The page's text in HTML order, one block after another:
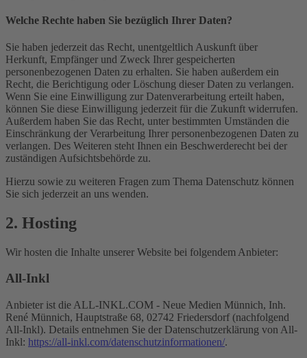
Welche Rechte haben Sie bezüglich Ihrer Daten?
Sie haben jederzeit das Recht, unentgeltlich Auskunft über
Herkunft, Empfänger und Zweck Ihrer gespeicherten
personenbezogenen Daten zu erhalten. Sie haben außerdem ein
Recht, die Berichtigung oder Löschung dieser Daten zu verlangen.
Wenn Sie eine Einwilligung zur Datenverarbeitung erteilt haben,
können Sie diese Einwilligung jederzeit für die Zukunft widerrufen.
Außerdem haben Sie das Recht, unter bestimmten Umständen die
Einschränkung der Verarbeitung Ihrer personenbezogenen Daten zu
verlangen. Des Weiteren steht Ihnen ein Beschwerderecht bei der
zuständigen Aufsichtsbehörde zu.
Hierzu sowie zu weiteren Fragen zum Thema Datenschutz können
Sie sich jederzeit an uns wenden.
2. Hosting
Wir hosten die Inhalte unserer Website bei folgendem Anbieter:
All-Inkl
Anbieter ist die ALL-INKL.COM - Neue Medien Münnich, Inh.
René Münnich, Hauptstraße 68, 02742 Friedersdorf (nachfolgend
All-Inkl). Details entnehmen Sie der Datenschutzerklärung von All-
Inkl: https://all-inkl.com/datenschutzinformationen/.